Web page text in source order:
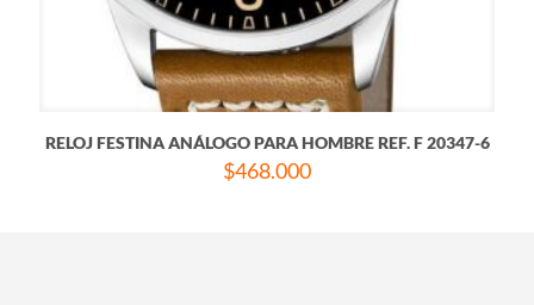
RELOJ FESTINA ANÁLOGO PARA HOMBRE REF. F 20347-6
$468.000